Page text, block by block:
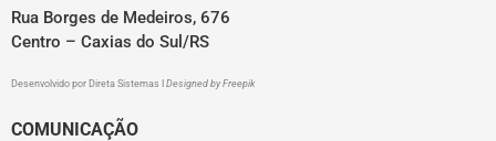
Rua Borges de Medeiros, 676
Centro – Caxias do Sul/RS
Desenvolvido por Direta Sistemas Designed by Freepik
COMUNICAÇÃO